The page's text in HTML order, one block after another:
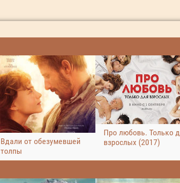
Вдали от обезумевшей
толпы
Про любовь. Только
взрослых (2017)